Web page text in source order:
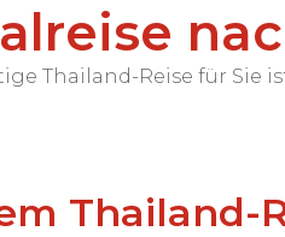
Thailand-Reise für Sie
Thailand-